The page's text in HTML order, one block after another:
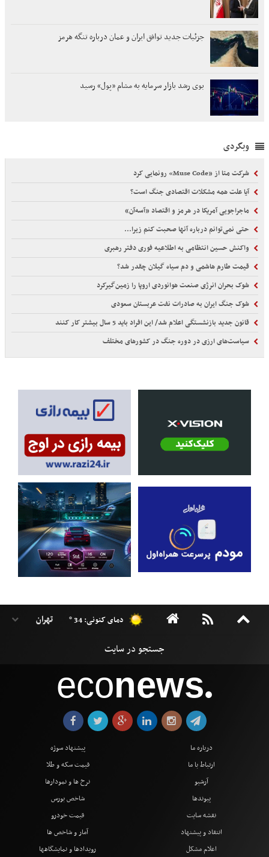
جزئیات جدید توافق ایران و عمان درباره تنگه هرمز
بوی رشد بازار سرمایه به مشام «پول» رسید
وبگردی
شرکت متا از «Muse Code» رونمایی کرد
آیا علت همه مشکلات اقتصادی جنگ است؟
ماجراجویی آمریکا در هرمز و اقتصاد «آسه‌آن»
حتی نمی‌توانم درباره آنها صحبت کنم زیرا...
واکنش حسین انتظامی به اطلاعیه فوری دفتر رهبری
قیمت طارم هاشمی و دم سیاه گیلان چقدر شد؟
شوک بحران انرژی صنعت هوانوردی اروپا را زمین‌گیر‌کرد
شوک جنگ ایران به صادرات نفت عربستان سعودی
قانون جدید بازنشستگی اعلام شد/ این افراد باید 5 سال بیشتر کار کنند
سیاست‌های ارزی در دوره جنگ در کشورهای مختلف
دمای کنونی: 34 °
econews●
درباره ما
ارتباط با ما
آرشیو
پیوندها
نقشه سایت
انتقاد و پیشنهاد
اعلام مشکل
پیشنهاد سوژه
قیمت سکه و طلا
نرخ ها و نمودارها
شاخص بورس
قیمت خودرو
آمار و شاخص ها
رویدادها و نمایشگاهها